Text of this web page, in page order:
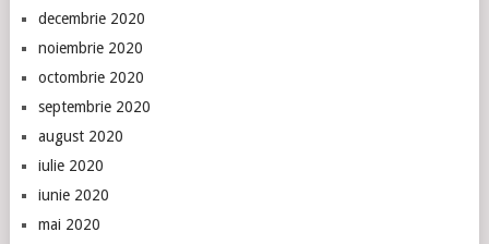
decembrie 2020
noiembrie 2020
octombrie 2020
septembrie 2020
august 2020
iulie 2020
iunie 2020
mai 2020